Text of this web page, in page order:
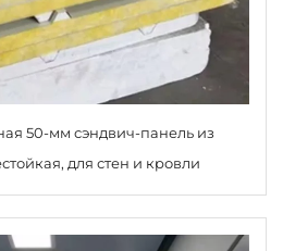
50-мм сэндвич-панель из
для стен и кровли